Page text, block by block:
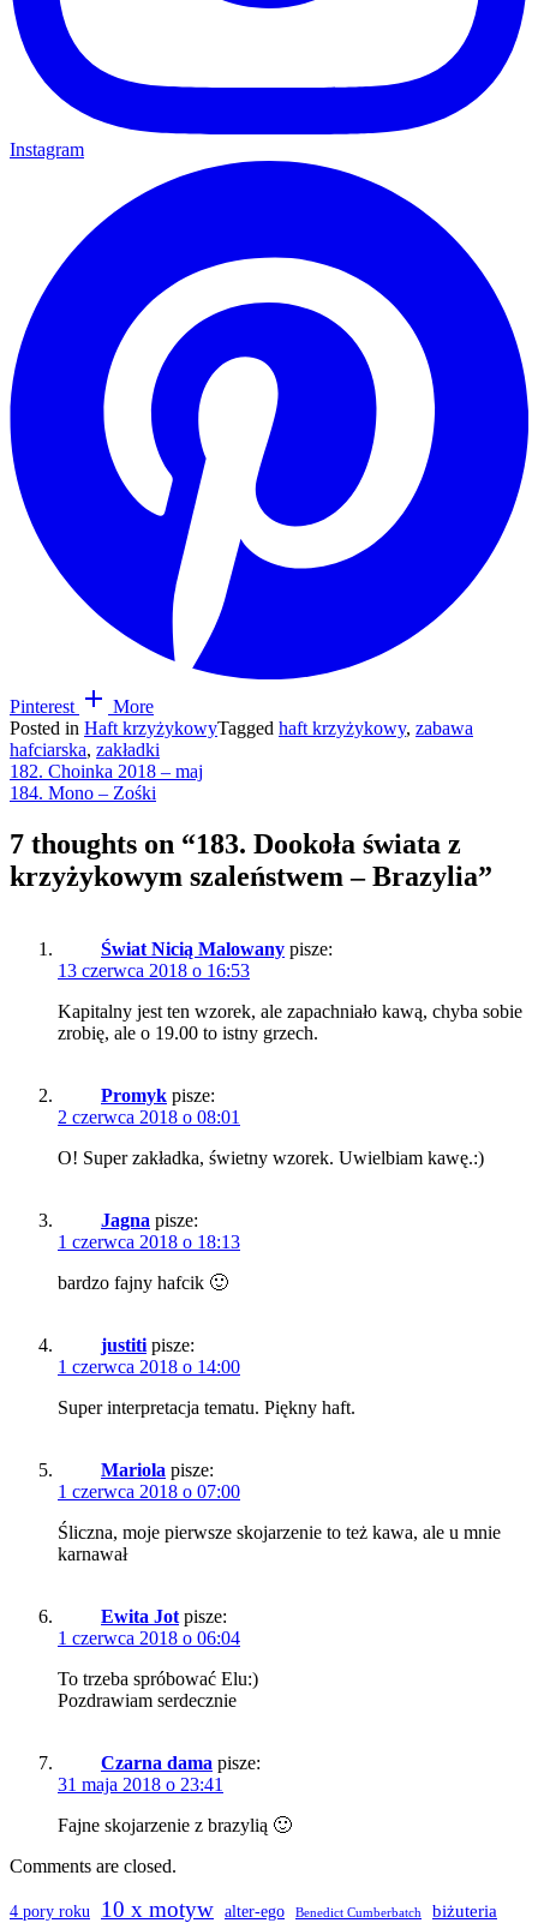
Instagram
Pinterest
More
Posted in Haft krzyżykowyTagged haft krzyżykowy, zabawa
hafciarska, zakładki
Nawigacja
wpisu
182. Choinka 2018 – maj
184. Mono – Zośki
7 thoughts on “183. Dookoła świata z
krzyżykowym szaleństwem – Brazylia”
Świat Nicią Malowany pisze:
13 czerwca 2018 o 16:53
Kapitalny jest ten wzorek, ale zapachniało kawą, chyba sobie
zrobię, ale o 19.00 to istny grzech.
Promyk pisze:
2 czerwca 2018 o 08:01
O! Super zakładka, świetny wzorek. Uwielbiam kawę.:)
Jagna pisze:
1 czerwca 2018 o 18:13
bardzo fajny hafcik 🙂
justiti pisze:
1 czerwca 2018 o 14:00
Super interpretacja tematu. Piękny haft.
Mariola pisze:
1 czerwca 2018 o 07:00
Śliczna, moje pierwsze skojarzenie to też kawa, ale u mnie
karnawał
Ewita Jot pisze:
1 czerwca 2018 o 06:04
To trzeba spróbować Elu:)
Pozdrawiam serdecznie
Czarna dama pisze:
31 maja 2018 o 23:41
Fajne skojarzenie z brazylią 🙂
Comments are closed.
4 pory roku 10 x motyw alter-ego Benedict Cumberbatch biżuteria